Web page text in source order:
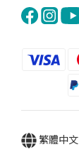
繁體中文